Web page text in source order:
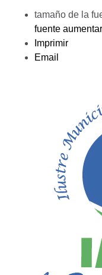
tamaño de la
fuente
Imprimir
Email